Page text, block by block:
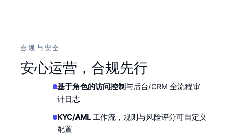
合规与安全
安心运营，合规先行
基于角色的访问控制与后台/CRM 全流程审
计日志
KYC/AML工作流，规则与风险评分可自定义
配置